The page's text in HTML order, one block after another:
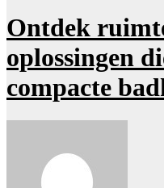
Ontdek
oplossingen
compacte